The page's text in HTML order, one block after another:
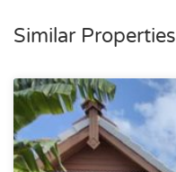
Similar Properties